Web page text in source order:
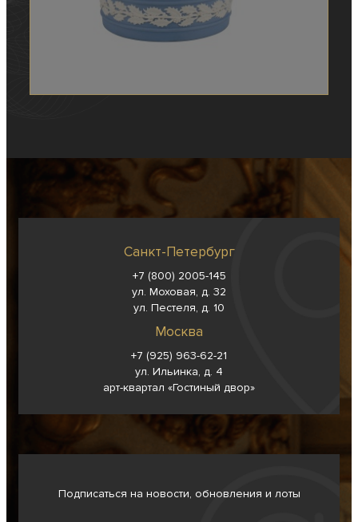
Санкт-Петербург
+7 (800) 2005-145
ул. Моховая, д. 32
ул. Пестеля, д. 10
Москва
+7 (925) 963-62-21
ул. Ильинка, д. 4
арт-квартал «Гостиный двор»
Подписаться на новости, обновления и лоты